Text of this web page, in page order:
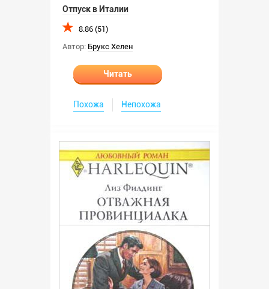
Отпуск в Италии
8.86 (51)
Автор: Брукс Хелен
Читать
Похожа Непохожа